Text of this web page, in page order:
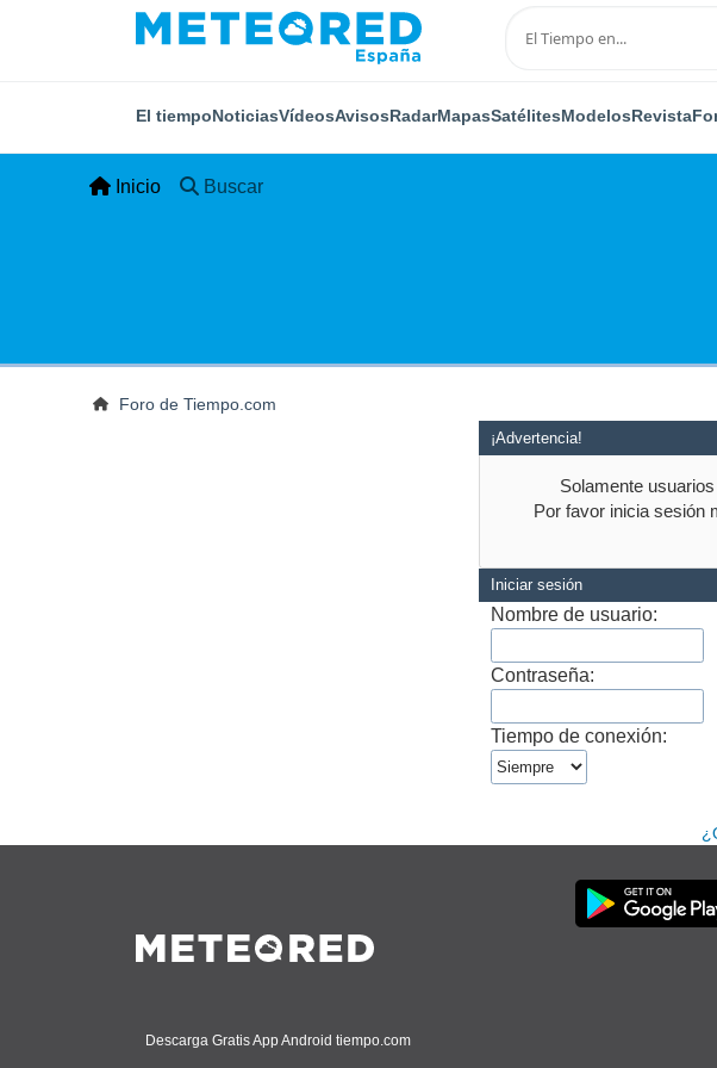
El tiempoNoticiasVídeosAvisosRadarMapasSatélitesModelosRevista
Inicio Buscar
Foro de Tiempo.com
¡Advertencia!
Solamente
Por favor inicia sesión
Iniciar sesión
Nombre de usuario:
Contraseña:
Tiempo de conexión:
Descarga Gratis App Android tiempo.com